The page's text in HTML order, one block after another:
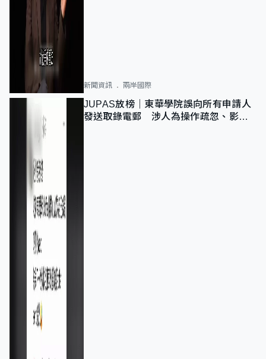
新聞資訊 兩岸國際
JUPAS放榜｜東華學院誤向所有申請人
發送取錄電郵 涉人為操作疏忽、影響